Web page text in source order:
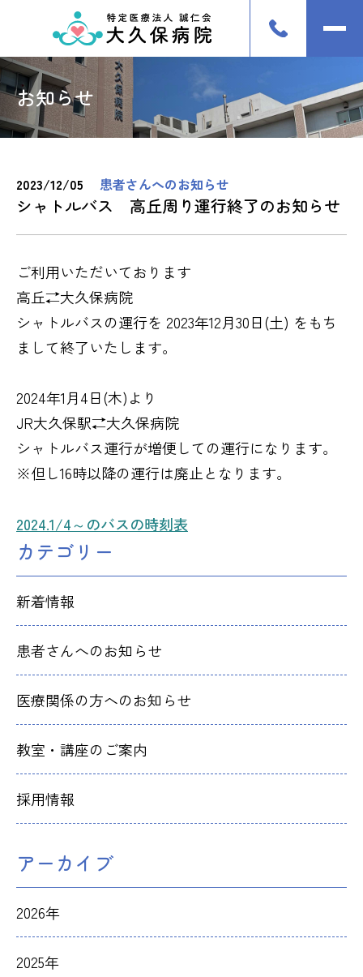
お知らせ
2023/12/05 患者さんへのお知らせ
シャトルバス 高丘周り運行終了のお知らせ
ご利用いただいております
高丘⇄大久保病院
シャトルバスの運行を 2023年12月30日(土) をもち
まして終了いたします。
2024年1月4日(木)より
JR大久保駅⇄大久保病院
シャトルバス運行が増便しての運行になります。
※但し16時以降の運行は廃止となります。
2024.1/4～のバスの時刻表
カテゴリー
新着情報
患者さんへのお知らせ
医療関係の方へのお知らせ
教室・講座のご案内
採用情報
アーカイブ
2026年
2025年